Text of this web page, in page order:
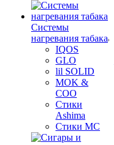
Системы
нагревания табака
IQOS
GLO
lil SOLID
MOK &
COO
Стики
Ashima
Стики MC